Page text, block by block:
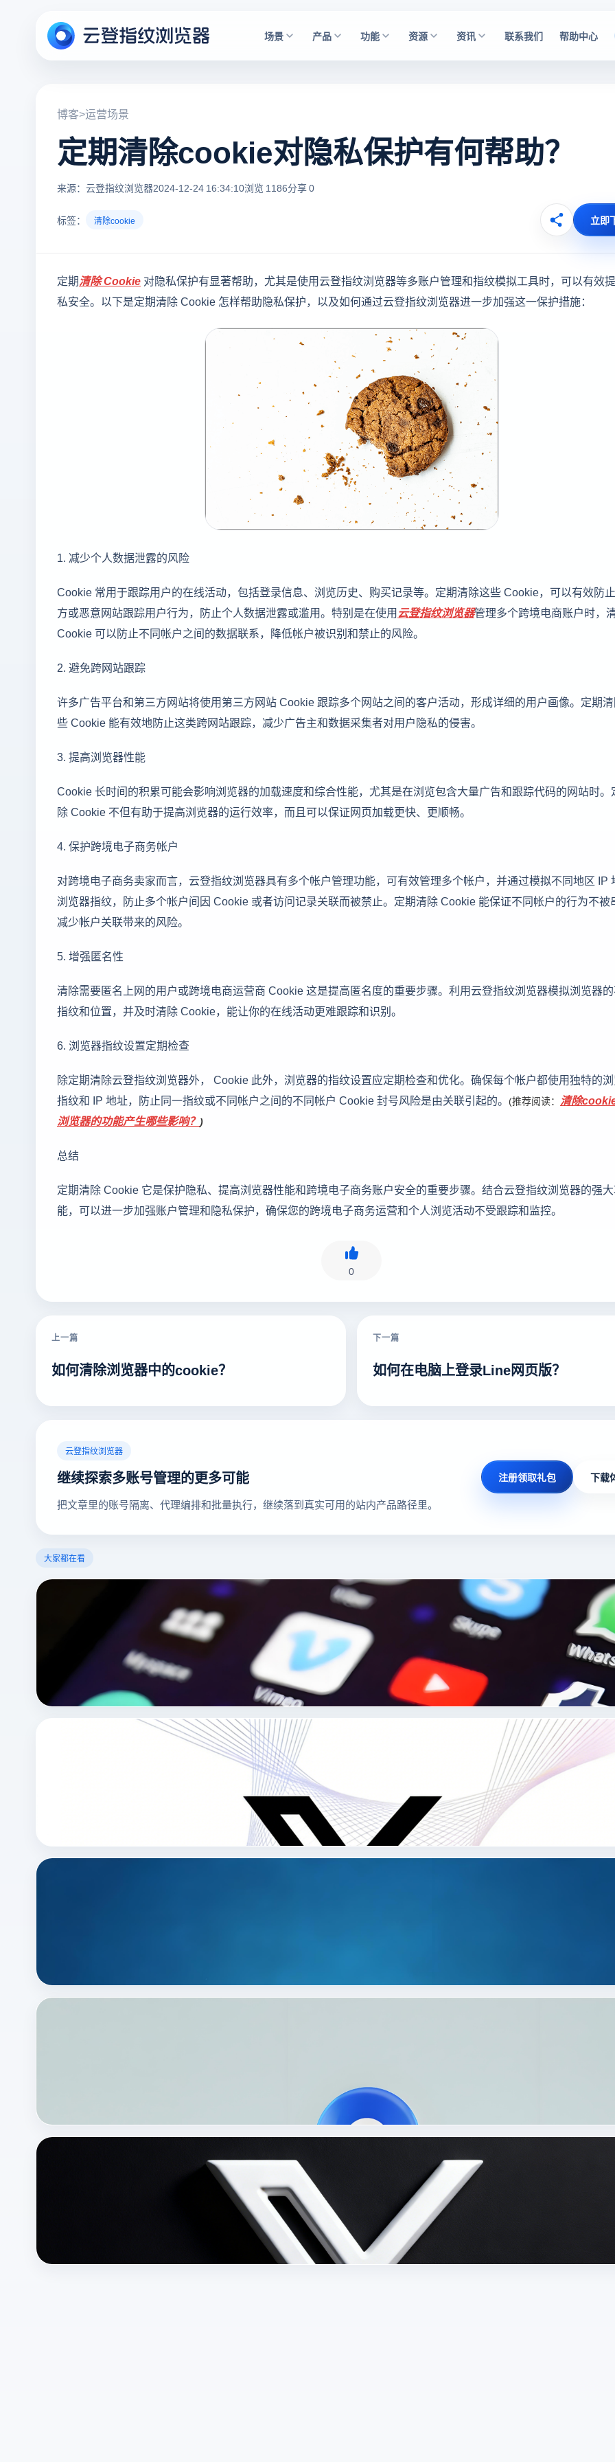
场景 产品 功能 资源 资讯 联系我们 帮助中心
博客>运营场景
定期清除cookie对隐私保护有何帮助？
来源：云登指纹浏览器2024-12-24 16:34:10浏览 1186分享 0
标签： 清除cookie 立即
定期清除 Cookie 对隐私保护有显著帮助，尤其是使用云登指纹浏览器等多账户管理和指纹模拟工具时，可以有效
私安全。以下是定期清除 Cookie 怎样帮助隐私保护，以及如何通过云登指纹浏览器进一步加强这一保护措施：
1. 减少个人数据泄露的风险
Cookie 常用于跟踪用户的在线活动，包括登录信息、浏览历史、购买记录等。定期清除这些 Cookie，可以有效防
方或恶意网站跟踪用户行为，防止个人数据泄露或滥用。特别是在使用云登指纹浏览器管理多个跨境电商账户时，
Cookie 可以防止不同帐户之间的数据联系，降低帐户被识别和禁止的风险。
2. 避免跨网站跟踪
许多广告平台和第三方网站将使用第三方网站 Cookie 跟踪多个网站之间的客户活动，形成详细的用户画像。定期
些 Cookie 能有效地防止这类跨网站跟踪，减少广告主和数据采集者对用户隐私的侵害。
3. 提高浏览器性能
Cookie 长时间的积累可能会影响浏览器的加载速度和综合性能，尤其是在浏览包含大量广告和跟踪代码的网站时。
除 Cookie 不但有助于提高浏览器的运行效率，而且可以保证网页加载更快、更顺畅。
4. 保护跨境电子商务帐户
对跨境电子商务卖家而言，云登指纹浏览器具有多个帐户管理功能，可有效管理多个帐户，并通过模拟不同地区 IP
浏览器指纹，防止多个帐户间因 Cookie 或者访问记录关联而被禁止。定期清除 Cookie 能保证不同帐户的行为不被
减少帐户关联带来的风险。
5. 增强匿名性
清除需要匿名上网的用户或跨境电商运营商 Cookie 这是提高匿名度的重要步骤。利用云登指纹浏览器模拟浏览器
指纹和位置，并及时清除 Cookie，能让你的在线活动更难跟踪和识别。
6. 浏览器指纹设置定期检查
除定期清除云登指纹浏览器外， Cookie 此外，浏览器的指纹设置应定期检查和优化。确保每个帐户都使用独特的
指纹和 IP 地址，防止同一指纹或不同帐户之间的不同帐户 Cookie 封号风险是由关联引起的。 (推荐阅读： 清除
浏览器的功能产生哪些影响？ )
总结
定期清除 Cookie 它是保护隐私、提高浏览器性能和跨境电子商务账户安全的重要步骤。结合云登指纹浏览器的强
能，可以进一步加强账户管理和隐私保护，确保您的跨境电子商务运营和个人浏览活动不受跟踪和监控。
0
上一篇
如何清除浏览器中的cookie？
下一篇
如何在电脑上登录Line网页版？
云登指纹浏览器
继续探索多账号管理的更多可能
把文章里的账号隔离、代理编排和批量执行，继续落到真实可用的站内产品路径里。
注册领取礼包 下载
大家都在看